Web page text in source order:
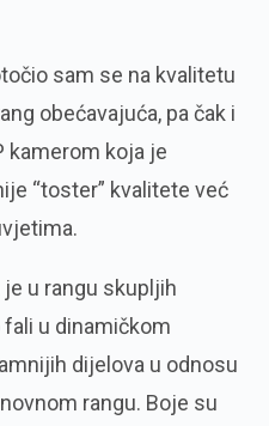
sam se na kvalitetu
obećavajuća, pa čak i
kamerom koja je
“toster” kvalitete već
u rangu skupljih
u dinamičkom
dijelova u odnosu
rangu. Boje su